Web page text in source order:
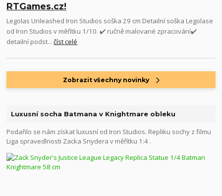
RTGames.cz!
Legolas Unleashed Iron Studios soška 29 cm Detailní soška Legolase
od Iron Studios v měřítku 1/10. ✔️ ručně malované zpracování✔️
detailní podst...číst celé
Zobrazit všechny novinky
Luxusní socha Batmana v Knightmare obleku
Podařilo se nám získat luxusní od Iron Studios. Repliku sochy z filmu
Liga spravedlnosti Zacka Snydera v měřítku 1:4 .